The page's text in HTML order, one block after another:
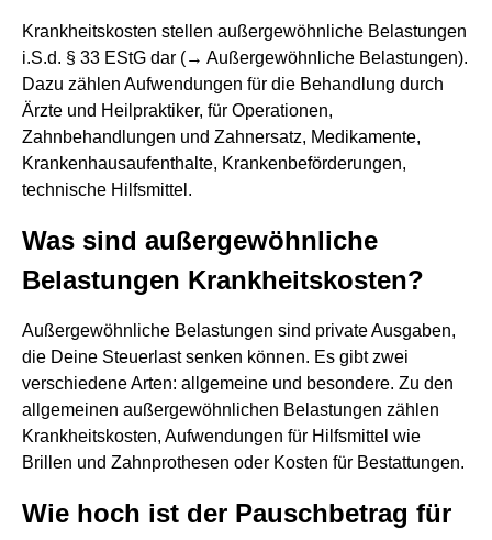
Krankheitskosten stellen außergewöhnliche Belastungen
i.S.d. § 33 EStG dar (→ Außergewöhnliche Belastungen).
Dazu zählen Aufwendungen für die Behandlung durch
Ärzte und Heilpraktiker, für Operationen,
Zahnbehandlungen und Zahnersatz, Medikamente,
Krankenhausaufenthalte, Krankenbeförderungen,
technische Hilfsmittel.
Was sind außergewöhnliche
Belastungen Krankheitskosten?
Außergewöhnliche Belastungen sind private Ausgaben,
die Deine Steuerlast senken können. Es gibt zwei
verschiedene Arten: allgemeine und besondere. Zu den
allgemeinen außergewöhnlichen Belastungen zählen
Krankheitskosten, Aufwendungen für Hilfsmittel wie
Brillen und Zahnprothesen oder Kosten für Bestattungen.
Wie hoch ist der Pauschbetrag für